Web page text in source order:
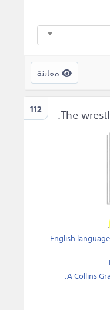
معاينة
112
.
English language
A Collins